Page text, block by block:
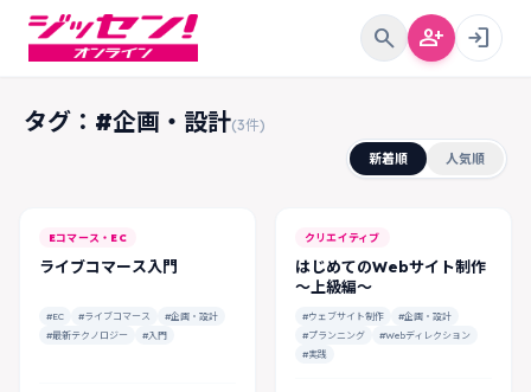
search person_add login
タグ：#企画・設計(3件)
新着順 人気順
Eコマース・EC
ライブコマース入門
#EC #ライブコマース
#企画・設計
#最新テクノロジー
#入門
クリエイティブ
はじめてのWebサイト制作
～上級編～
#ウェブサイト制作
#企画・設計
#プランニング
#Webディレクション
#実践